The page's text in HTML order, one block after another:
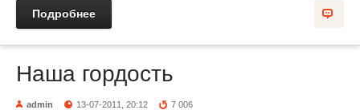
Подробнее
Наша гордость
admin 13-07-2011, 20:12 7 006